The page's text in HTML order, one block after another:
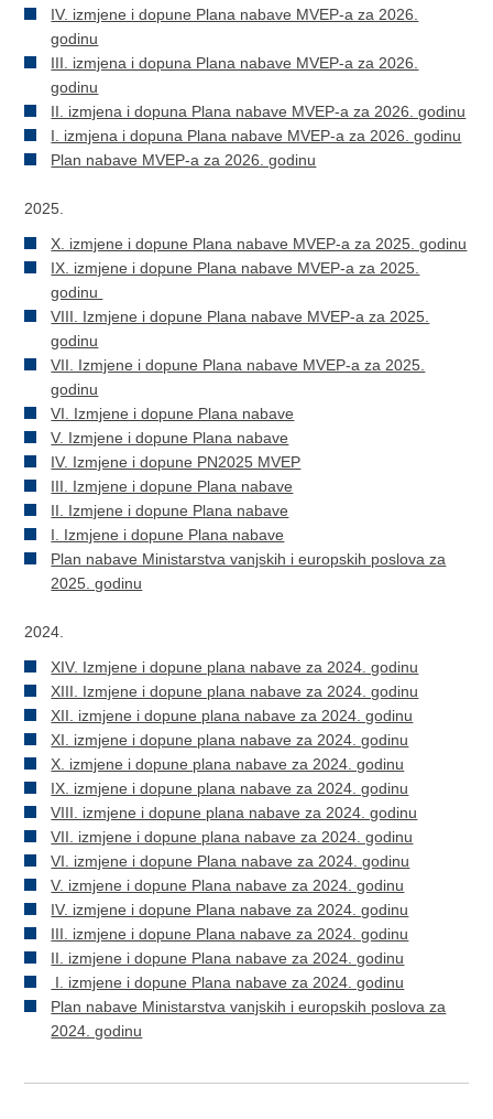
IV. izmjene i dopune Plana nabave MVEP-a za 2026.
godinu
III. izmjena i dopuna Plana nabave MVEP-a za 2026.
godinu
II. izmjena i dopuna Plana nabave MVEP-a za 2026. godinu
I. izmjena i dopuna Plana nabave MVEP-a za 2026. godinu
Plan nabave MVEP-a za 2026. godinu
2025.
X. izmjene i dopune Plana nabave MVEP-a za 2025. godinu
IX. izmjene i dopune Plana nabave MVEP-a za 2025.
godinu
VIII. Izmjene i dopune Plana nabave MVEP-a za 2025.
godinu
VII. Izmjene i dopune Plana nabave MVEP-a za 2025.
godinu
VI. Izmjene i dopune Plana nabave
V. Izmjene i dopune Plana nabave
IV. Izmjene i dopune PN2025 MVEP
III. Izmjene i dopune Plana nabave
II. Izmjene i dopune Plana nabave
I. Izmjene i dopune Plana nabave
Plan nabave Ministarstva vanjskih i europskih poslova za
2025. godinu
2024.
XIV. Izmjene i dopune plana nabave za 2024. godinu
XIII. Izmjene i dopune plana nabave za 2024. godinu
XII. izmjene i dopune plana nabave za 2024. godinu
XI. izmjene i dopune plana nabave za 2024. godinu
X. izmjene i dopune plana nabave za 2024. godinu
IX. izmjene i dopune plana nabave za 2024. godinu
VIII. izmjene i dopune plana nabave za 2024. godinu
VII. izmjene i dopune plana nabave za 2024. godinu
VI. izmjene i dopune Plana nabave za 2024. godinu
V. izmjene i dopune Plana nabave za 2024. godinu
IV. izmjene i dopune Plana nabave za 2024. godinu
III. izmjene i dopune Plana nabave za 2024. godinu
II. izmjene i dopune Plana nabave za 2024. godinu
I. izmjene i dopune Plana nabave za 2024. godinu
Plan nabave Ministarstva vanjskih i europskih poslova za
2024. godinu